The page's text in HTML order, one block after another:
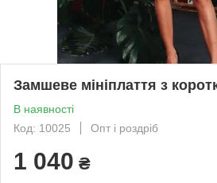
Замшеве мініплаття з
В наявності
Код: 10025
Опт і роздріб
1 040 ₴